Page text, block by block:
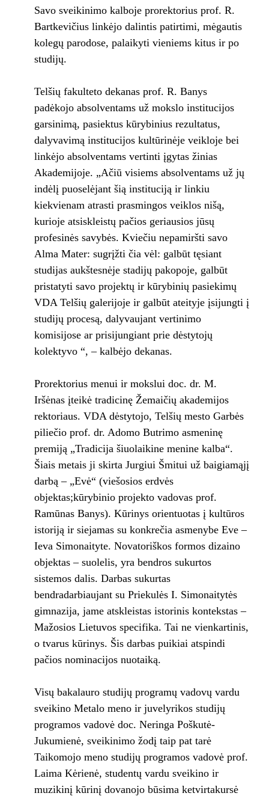
Savo sveikinimo kalboje prorektorius prof. R.
Bartkevičius linkėjo dalintis patirtimi, mėgautis
kolegų parodose, palaikyti vieniems kitus ir po
studijų.
Telšių fakulteto dekanas prof. R. Banys
padėkojo absolventams už mokslo institucijos
garsinimą, pasiektus kūrybinius rezultatus,
dalyvavimą institucijos kultūrinėje veikloje bei
linkėjo absolventams vertinti įgytas žinias
Akademijoje. „Ačiū visiems absolventams už jų
indėlį puoselėjant šią instituciją ir linkiu
kiekvienam atrasti prasmingos veiklos nišą,
kurioje atsiskleistų pačios geriausios jūsų
profesinės savybės. Kviečiu nepamiršti savo
Alma Mater: sugrįžti čia vėl: galbūt tęsiant
studijas aukštesnėje stadijų pakopoje, galbūt
pristatyti savo projektų ir kūrybinių pasiekimų
VDA Telšių galerijoje ir galbūt ateityje įsijungti į
studijų procesą, dalyvaujant vertinimo
komisijose ar prisijungiant prie dėstytojų
kolektyvo “, – kalbėjo dekanas.
Prorektorius menui ir mokslui doc. dr. M.
Iršėnas įteikė tradicinę Žemaičių akademijos
rektoriaus. VDA dėstytojo, Telšių mesto Garbės
piliečio prof. dr. Adomo Butrimo asmeninę
premiją „Tradicija šiuolaikine menine kalba“.
Šiais metais ji skirta Jurgiui Šmitui už baigiamąjį
darbą – „Evė“ (viešosios erdvės
objektas;kūrybinio projekto vadovas prof.
Ramūnas Banys). Kūrinys orientuotas į kultūros
istoriją ir siejamas su konkrečia asmenybe Eve –
Ieva Simonaityte. Novatoriškos formos dizaino
objektas – suolelis, yra bendros sukurtos
sistemos dalis. Darbas sukurtas
bendradarbiaujant su Priekulės I. Simonaitytės
gimnazija, jame atskleistas istorinis kontekstas –
Mažosios Lietuvos specifika. Tai ne vienkartinis,
o tvarus kūrinys. Šis darbas puikiai atspindi
pačios nominacijos nuotaiką.
Visų bakalauro studijų programų vadovų vardu
sveikino Metalo meno ir juvelyrikos studijų
programos vadovė doc. Neringa Poškutė-
Jukumienė, sveikinimo žodį taip pat tarė
Taikomojo meno studijų programos vadovė prof.
Laima Kėrienė, studentų vardu sveikino ir
muzikinį kūrinį dovanojo būsima ketvirtakursė